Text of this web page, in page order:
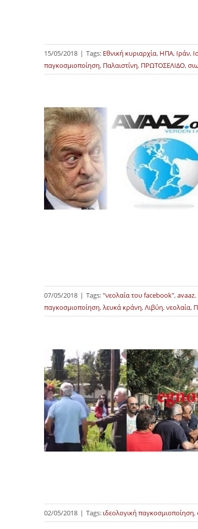
15/05/2018 | Tags: Εθνική κυριαρχία, ΗΠΑ, Ιράν,
παγκοσμιοποίηση, Παλαιστίνη, ΠΡΩΤΟΣΕΛΙΔΟ,
07/05/2018 | Tags:"νεολαία του facebook",avaaz,
παγκοσμιοποίηση,λευκά κράνη,Λιβύη,νεολαία,
02/05/2018 | Tags: ιδεολογική παγκοσμιοποίηση,